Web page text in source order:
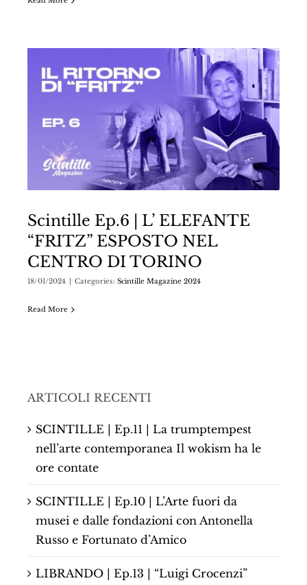
Scintille Ep.6 | L’ ELEFANTE
“FRITZ” ESPOSTO NEL
CENTRO DI TORINO
18/01/2024 Categories: Scintille Magazine 2024
Read More
ARTICOLI RECENTI
SCINTILLE | Ep.11 | La trumptempest
nell’arte contemporanea Il wokism ha le
ore contate
SCINTILLE | Ep.10 | L’Arte fuori da
musei e dalle fondazioni con Antonella
Russo e Fortunato d’Amico
LIBRANDO | Ep.13 | “Luigi Crocenzi”